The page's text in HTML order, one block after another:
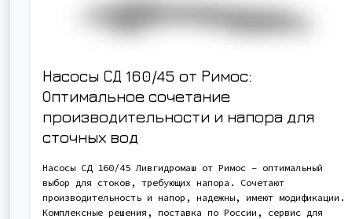
Насосы СД 160/45 от Римос:
Оптимальное сочетание
производительности и напора для
сточных вод
Насосы СД 160/45 Ливгидромаш от Римос – оптимальный
выбор для стоков, требующих напора. Сочетают
производительность и напор, надежны, имеют модификации.
Комплексные решения, поставка по России, сервис для